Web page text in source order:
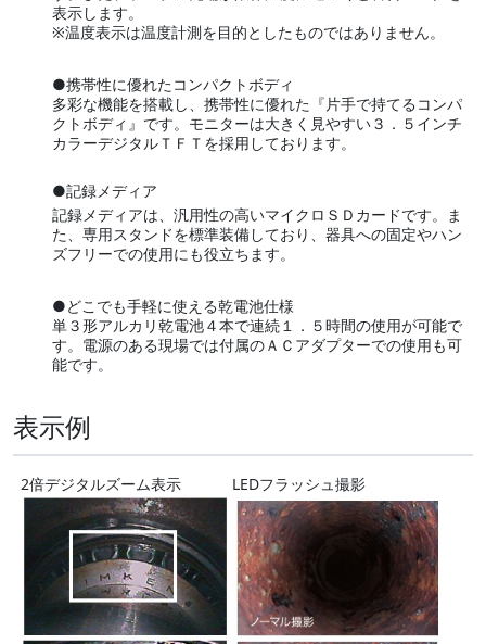
表示します。
※温度表示は温度計測を目的としたものではありません。
●携帯性に優れたコンパクトボディ
多彩な機能を搭載し、携帯性に優れた『片手で持てるコンパ
クトボディ』です。モニターは大きく見やすい３．５インチ
カラーデジタルＴＦＴを採用しております。
●記録メディア
記録メディアは、汎用性の高いマイクロＳＤカードです。ま
た、専用スタンドを標準装備しており、器具への固定やハン
ズフリーでの使用にも役立ちます。
●どこでも手軽に使える乾電池仕様
単３形アルカリ乾電池４本で連続１．５時間の使用が可能で
す。電源のある現場では付属のＡＣアダプターでの使用も可
能です。
表示例
2倍デジタルズーム表示 LEDフラッシュ撮影